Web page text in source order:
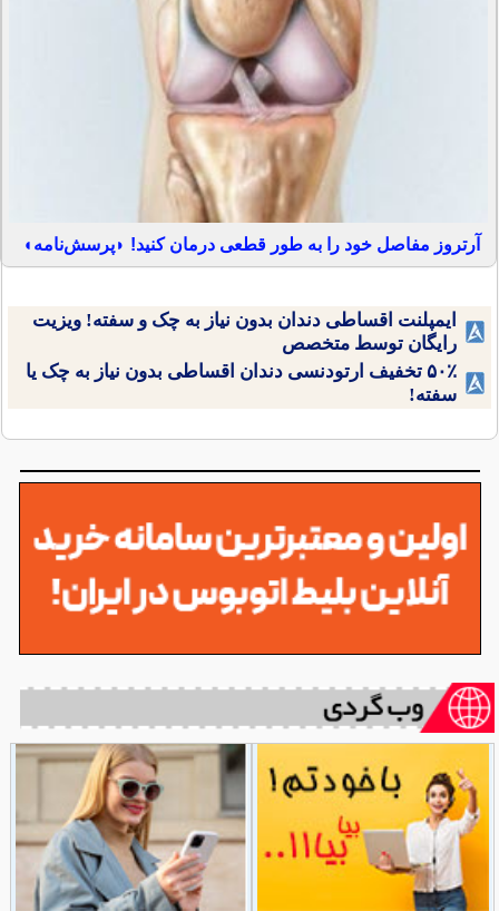
آرتروز مفاصل خود را به طور قطعی درمان کنید! ◗پرسش‌نامه◖
ایمپلنت اقساطی دندان بدون نیاز به چک و سفته! ویزیت
رایگان توسط متخصص
۵۰٪ تخفیف ارتودنسی دندان اقساطی بدون نیاز به چک یا
سفته!